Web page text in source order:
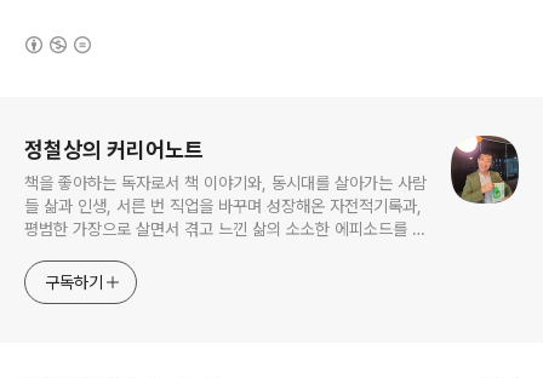
정철상의 커리어노트
책을 좋아하는 독자로서 책 이야기와, 동시대를 살아가는 사람
들 삶과 인생, 서른 번 직업을 바꾸며 성장해온 자전적기록과,
평범한 가장으로 살면서 겪고 느낀 삶의 소소한 에피소드를 전
고픈 커리어코치, 유튜브: 정교수의 인생수업
구독하기